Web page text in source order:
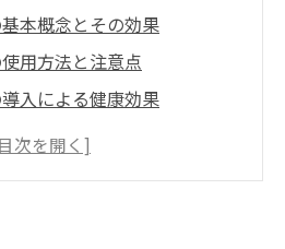
本概念とその効果
用方法と注意点
入による健康効果
リミング業界における成功